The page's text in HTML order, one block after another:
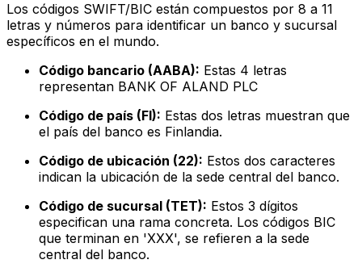
Los códigos SWIFT/BIC están compuestos por 8 a 11
letras y números para identificar un banco y sucursal
específicos en el mundo.
Código bancario (AABA): Estas 4 letras
representan BANK OF ALAND PLC
Código de país (FI): Estas dos letras muestran que
el país del banco es Finlandia.
Código de ubicación (22): Estos dos caracteres
indican la ubicación de la sede central del banco.
Código de sucursal (TET): Estos 3 dígitos
especifican una rama concreta. Los códigos BIC
que terminan en 'XXX', se refieren a la sede
central del banco.